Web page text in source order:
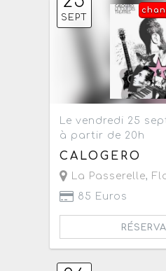
SEPT
Le vendredi 25
à partir de 20h
CALOGERO
La Passerelle,
85 Euros